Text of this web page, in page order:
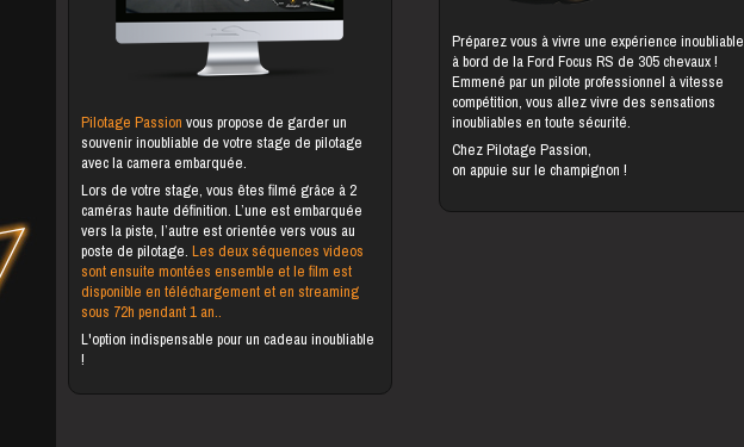
Pilotage Passionvous propose de garder un
souvenir inoubliable de votre stage de pilotage
avec la camera embarquée.
Lors de votre stage, vous êtes filmé grâce à 2
caméras haute définition. L’une est embarquée
vers la piste, l’autre est orientée vers vous au
poste de pilotage.Les deux séquences videos
sont ensuite montées ensemble et le film est
disponible en téléchargement et en streaming
sous 72h pendant 1 an..
L'option indispensable pour un cadeau inoubliable
!
Préparez vous à vivre une expérience inoubliable
à bord de la Ford Focus RS de 305 chevaux !
Emmené par un pilote professionnel à vitesse
compétition, vous allez vivre des sensations
inoubliables en toute sécurité.
Chez Pilotage Passion,
on appuie sur le champignon !